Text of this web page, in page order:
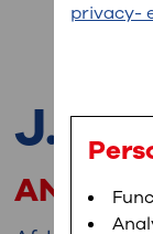
Bloedafname,
In
het u
J.
ANIOS
privacy-